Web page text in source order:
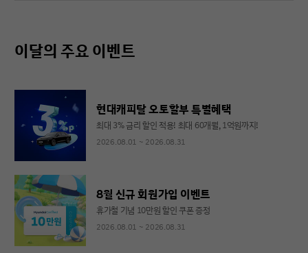
이달의 주요 이벤트
현대캐피탈 오토할부 특별혜택
최대 3% 금리 할인 적용! 최대 60개월, 1억원까지!
2026.08.01 ~ 2026.08.31
8월 신규 회원가입 이벤트
휴가철 기념 10만원 할인 쿠폰 증정
2026.08.01 ~ 2026.08.31